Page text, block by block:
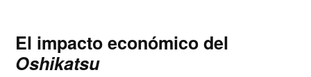
El impacto económico del
Oshikatsu